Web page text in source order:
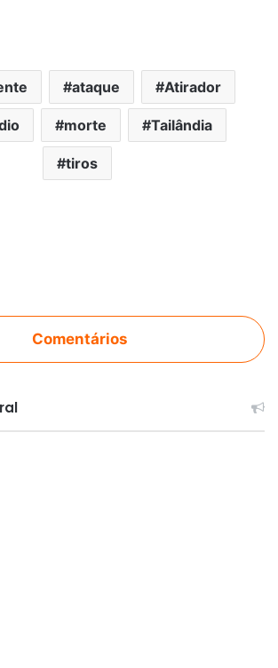
ataque Atirador
morte Tailândia
tiros
Comentários